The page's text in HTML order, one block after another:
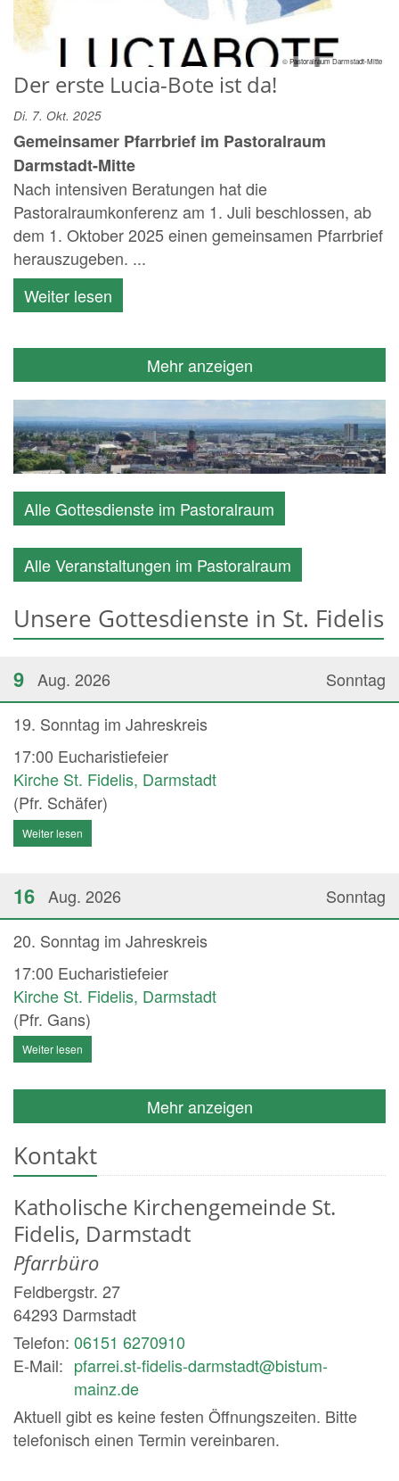
© Pastoralraum Darmstadt-Mitte
Der erste Lucia-Bote ist da!
Di. 7. Okt. 2025
Gemeinsamer Pfarrbrief im Pastoralraum
Darmstadt-Mitte
Nach intensiven Beratungen hat die
Pastoralraumkonferenz am 1. Juli beschlossen, ab
dem 1. Oktober 2025 einen gemeinsamen Pfarrbrief
herauszugeben. ...
Weiter lesen
Mehr anzeigen
Alle Gottesdienste im Pastoralraum
Alle Veranstaltungen im Pastoralraum
Unsere Gottesdienste in St. Fidelis
Sonntag
9 Aug. 2026
19. Sonntag im Jahreskreis
17:00 Eucharistiefeier
Kirche St. Fidelis, Darmstadt
(Pfr. Schäfer)
Weiter lesen
Sonntag
16 Aug. 2026
20. Sonntag im Jahreskreis
17:00 Eucharistiefeier
Kirche St. Fidelis, Darmstadt
(Pfr. Gans)
Weiter lesen
Mehr anzeigen
Kontakt
Katholische Kirchengemeinde St.
Fidelis, Darmstadt
Pfarrbüro
Feldbergstr. 27
64293 Darmstadt
Telefon: 06151 6270910
E-Mail: pfarrei.st-fidelis-darmstadt@bistum-
mainz.de
Aktuell gibt es keine festen Öffnungszeiten. Bitte
telefonisch einen Termin vereinbaren.